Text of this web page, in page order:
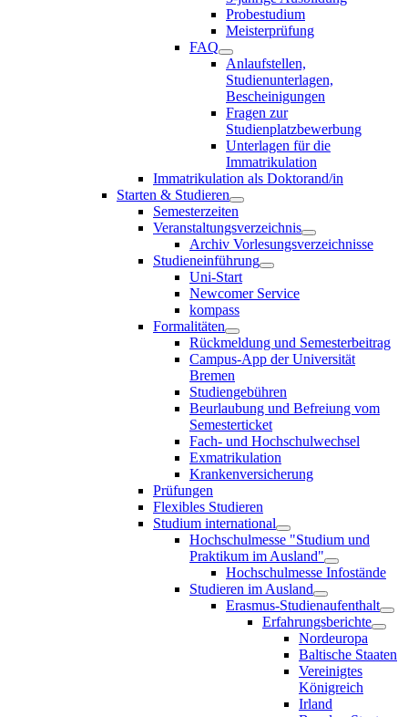
Probestudium
Meisterprüfung
FAQ
Anlaufstellen,
Studienunterlagen,
Bescheinigungen
Fragen zur
Studienplatzbewerbung
Unterlagen für die
Immatrikulation
Immatrikulation als Doktorand/in
Starten & Studieren
Semesterzeiten
Veranstaltungsverzeichnis
Archiv Vorlesungsverzeichnisse
Studieneinführung
Uni-Start
Newcomer Service
kompass
Formalitäten
Rückmeldung und Semesterbeitrag
Campus-App der Universität
Bremen
Studiengebühren
Beurlaubung und Befreiung vom
Semesterticket
Fach- und Hochschulwechsel
Exmatrikulation
Krankenversicherung
Prüfungen
Flexibles Studieren
Studium international
Hochschulmesse "Studium und
Praktikum im Ausland"
Hochschulmesse Infostände
Studieren im Ausland
Erasmus-Studienaufenthalt
Erfahrungsberichte
Nordeuropa
Baltische Staaten
Vereinigtes
Königreich
Irland